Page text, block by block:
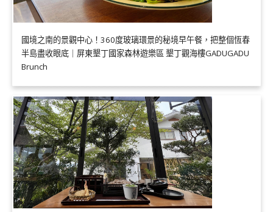
國境之南的景觀中心！360度玻璃環景的秘境早午餐，把整個恆春
半島盡收眼底｜屏東墾丁國家森林遊樂區 墾丁觀海樓GADUGADU
Brunch